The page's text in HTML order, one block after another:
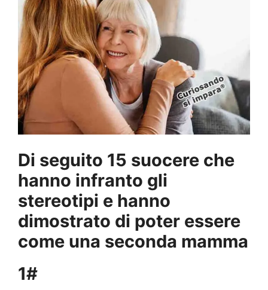
Di seguito 15 suocere che
hanno infranto gli
stereotipi e hanno
dimostrato di poter essere
come una seconda mamma
1#